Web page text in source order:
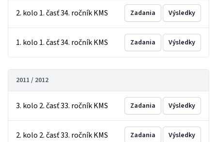
2. kolo 1. časť 34. ročník KMS Zadania Výsledky
1. kolo 1. časť 34. ročník KMS Zadania Výsledky
2011 / 2012
3. kolo 2. časť 33. ročník KMS Zadania Výsledky
2. kolo 2. časť 33. ročník KMS Zadania Výsledky